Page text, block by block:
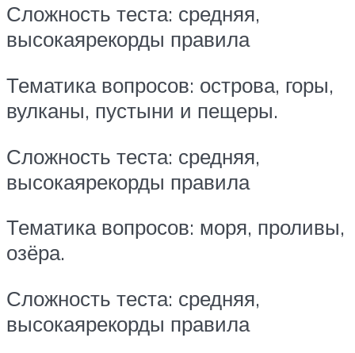
Сложность теста: средняя,
высокаярекорды правила
Тематика вопросов: острова, горы,
вулканы, пустыни и пещеры.
Сложность теста: средняя,
высокаярекорды правила
Тематика вопросов: моря, проливы,
озёра.
Сложность теста: средняя,
высокаярекорды правила